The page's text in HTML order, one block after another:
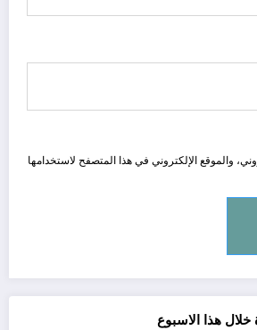
والموقع الإلكتروني في هذا المتصفح لاستخدامها
هذا الاسبوع